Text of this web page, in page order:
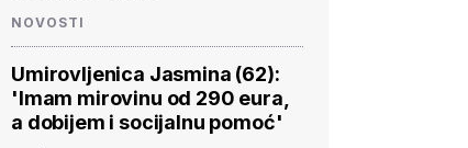
NOVOSTI
Umirovljenica Jasmina (62):
'Imam mirovinu od 290 eura,
a dobijem i socijalnu pomoć'